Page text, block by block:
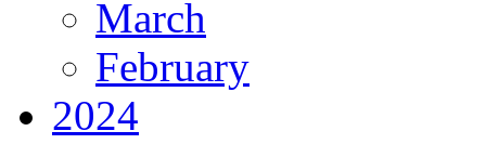
March
February
2024